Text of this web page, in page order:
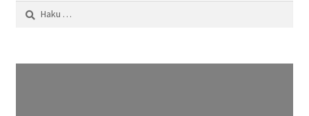
Haku: